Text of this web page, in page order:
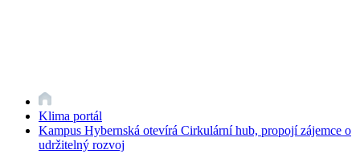
Klima portál
Kampus Hybernská otevírá Cirkulární hub, propojí zájemce o
udržitelný rozvoj